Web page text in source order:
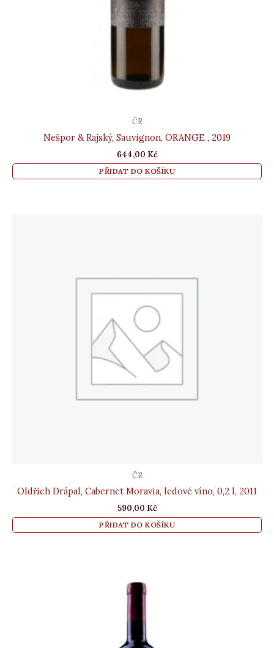
ČR
Nešpor & Rajský, Sauvignon, ORANGE , 2019
644,00 Kč
PŘIDAT DO KOŠÍKU
ČR
Oldřich Drápal, Cabernet Moravia, ledové víno, 0,2 l, 2011
590,00 Kč
PŘIDAT DO KOŠÍKU